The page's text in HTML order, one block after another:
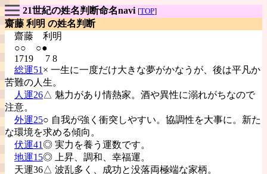
21世紀の姓名判断命名navi [TOP]
齋藤 利明 の姓名判断
齋藤 利明
○○ ○●
1719 7 8
総運51 × 一生に一度だけ大きな夢がかなうが、後は平凡か
苦難の人生。
人運26△ 魅力があり情熱家。酒や異性に溺れがちなので
注意。
外運25○ 自我が強く衝突しやすい。協調性を大事に。新た
な環境を求める傾向。
伏運41◎ 実力を養う運数です。
地運15◎ 上昇、調和、幸福運。
天運36△ 波乱多く、成功と没落両極端な家柄。